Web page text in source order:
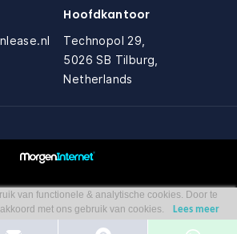
Hoofdkantoor
Technopol 29,
5026 SB Tilburg,
Netherlands
van functionele & analytische cookies. Door te
met ons gebruik van cookies.
Lees meer